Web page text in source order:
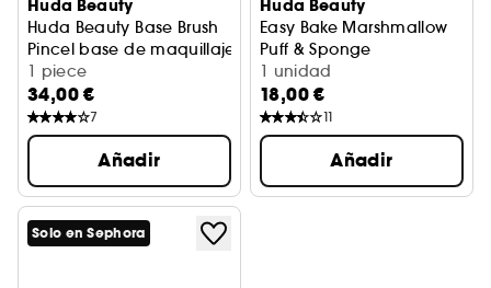
Huda Beauty
Huda Beauty Base Brush
Pincel base de maquillaje
1 piece
34,00 €
7
Añadir
Huda Beauty
Easy Bake Marshmallow
Puff & Sponge
Borla y esponja de
1 unidad
18,00 €
11
Añadir
Solo en Sephora